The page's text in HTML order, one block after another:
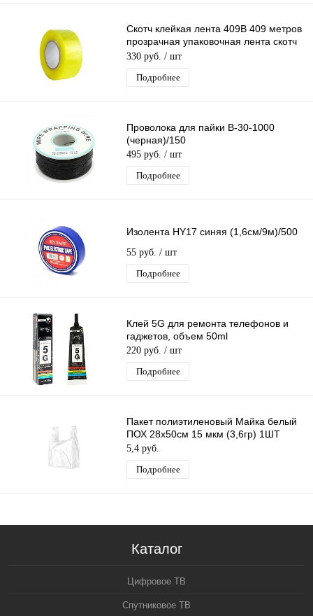
Скотч клейкая лента 409B 409 метров
прозрачная упаковочная лента скотч
55мм х 409м
330 руб. / шт
Подробнее
Проволока для пайки B-30-1000
(черная)/150
495 руб. / шт
Подробнее
Изолента HY17 синяя (1,6см/9м)/500
55 руб. / шт
Подробнее
Клей 5G для ремонта телефонов и
гаджетов, объем 50ml
220 руб. / шт
Подробнее
Пакет полиэтиленовый Майка белый
ПОХ 28х50см 15 мкм (3,6гр) 1ШТ
5,4 руб.
Подробнее
Каталог
Цифровое ТВ
Спутниковое ТВ